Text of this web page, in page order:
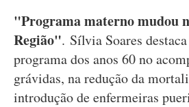
"Programa materno mudou
Região". Sílvia Soares
programa dos anos 60 no
grávidas, na redução da
introdução de enfermeiras